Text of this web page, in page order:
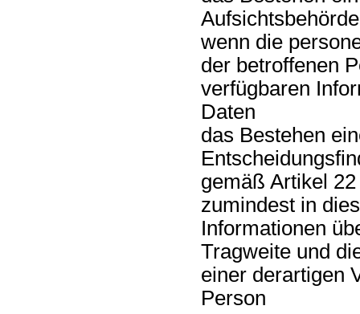
Aufsichtsbehörde
wenn die
der betroffenen
verfügbaren
Daten
das Bestehen
gemäß Artikel
zumindest in
Informationen
Tragweite und
einer derartigen
Person